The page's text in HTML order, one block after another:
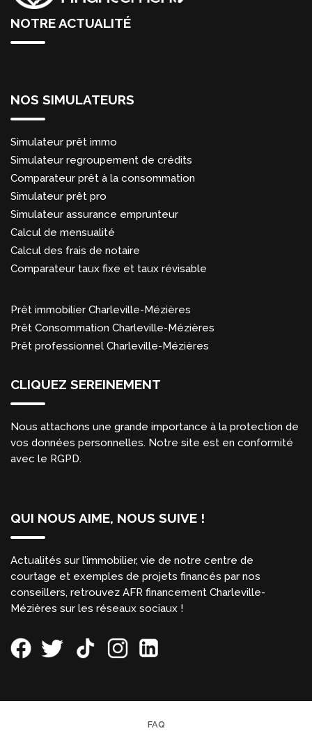
NOTRE ACTUALITÉ
NOS SIMULATEURS
Simulateur prêt immo
Simulateur regroupement de crédits
Comparateur prêt à la consommation
Simulateur prêt pro
Simulateur assurance emprunteur
Calcul de mensualité
Calcul des frais de notaire
Comparateur taux fixe et taux révisable
Prêt immobilier Charleville-Mézières
Prêt Consommation Charleville-Mézières
Prêt professionnel Charleville-Mézières
CLIQUEZ SEREINEMENT
Nous attachons une grande importance à la protection de
vos données personnelles. Notre site est en conformité
avec le RGPD.
QUI NOUS AIME, NOUS SUIVE !
Actualités sur l’immobilier, vie de notre centre de
courtage et exemples de projets financés par nos
conseillers, retrouvez AFR financement Charleville-
Mézières sur les réseaux sociaux !
FAQ